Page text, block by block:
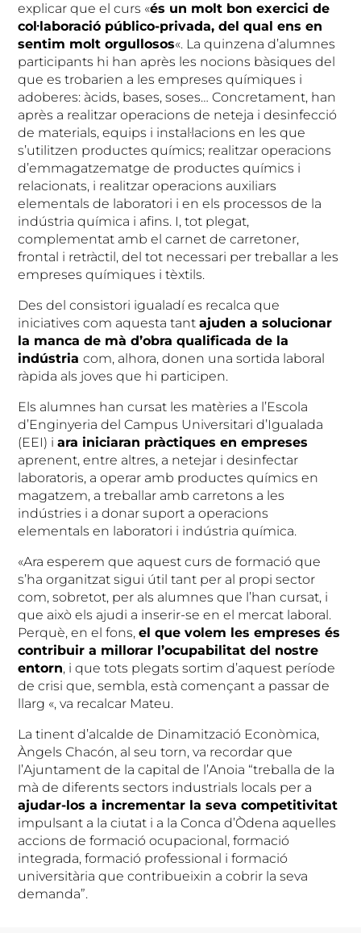
explicar que el curs «és un molt bon exercici de
col·laboració público-privada, del qual ens en
sentim molt orgullosos«. La quinzena d’alumnes
participants hi han après les nocions bàsiques del
que es trobarien a les empreses químiques i
adoberes: àcids, bases, soses… Concretament, han
après a realitzar operacions de neteja i desinfecció
de materials, equips i instal·lacions en les que
s’utilitzen productes químics; realitzar operacions
d’emmagatzematge de productes químics i
relacionats, i realitzar operacions auxiliars
elementals de laboratori i en els processos de la
indústria química i afins. I, tot plegat,
complementat amb el carnet de carretoner,
frontal i retràctil, del tot necessari per treballar a les
empreses químiques i tèxtils.
Des del consistori igualadí es recalca que
iniciatives com aquesta tantajuden a solucionar
la manca de mà d’obra qualificada de la
indústriacom, alhora, donen una sortida laboral
ràpida als joves que hi participen.
Els alumnes han cursat les matèries a l’Escola
d’Enginyeria del Campus Universitari d’Igualada
(EEI) iara iniciaran pràctiques en empreses
aprenent, entre altres, a netejar i desinfectar
laboratoris, a operar amb productes químics en
magatzem, a treballar amb carretons a les
indústries i a donar suport a operacions
elementals en laboratori i indústria química.
«Ara esperem que aquest curs de formació que
s’ha organitzat sigui útil tant per al propi sector
com, sobretot, per als alumnes que l’han cursat, i
que això els ajudi a inserir-se en el mercat laboral.
Perquè, en el fons,el que volem les empreses és
contribuir a millorar l’ocupabilitat del nostre
entorn, i que tots plegats sortim d’aquest període
de crisi que, sembla, està començant a passar de
llarg «, va recalcar Mateu.
La tinent d’alcalde de Dinamització Econòmica,
Àngels Chacón, al seu torn, va recordar que
l’Ajuntament de la capital de l’Anoia “treballa de la
mà de diferents sectors industrials locals per a
ajudar-los a incrementar la seva competitivitat
impulsant a la ciutat i a la Conca d’Òdena aquelles
accions de formació ocupacional, formació
integrada, formació professional i formació
universitària que contribueixin a cobrir la seva
demanda”.